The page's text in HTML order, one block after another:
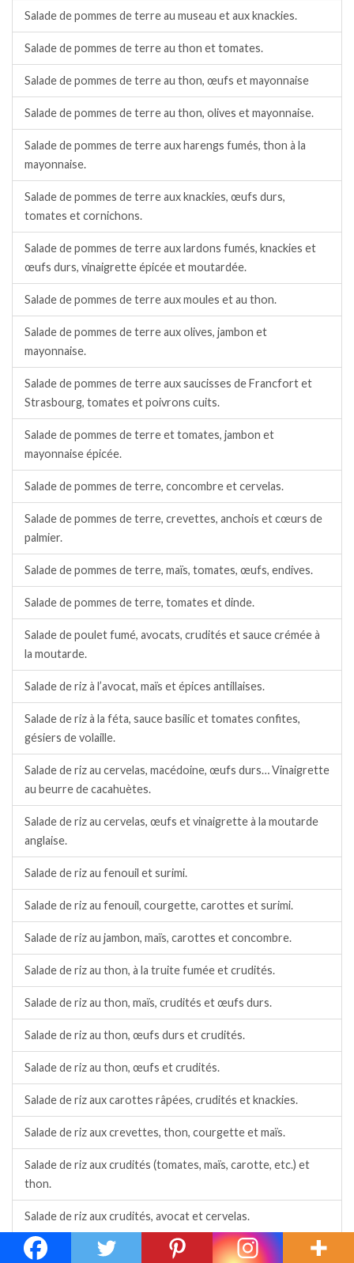
Salade de pommes de terre au museau et aux knackies.
Salade de pommes de terre au thon et tomates.
Salade de pommes de terre au thon, œufs et mayonnaise
Salade de pommes de terre au thon, olives et mayonnaise.
Salade de pommes de terre aux harengs fumés, thon à la
mayonnaise.
Salade de pommes de terre aux knackies, œufs durs,
tomates et cornichons.
Salade de pommes de terre aux lardons fumés, knackies et
œufs durs, vinaigrette épicée et moutardée.
Salade de pommes de terre aux moules et au thon.
Salade de pommes de terre aux olives, jambon et
mayonnaise.
Salade de pommes de terre aux saucisses de Francfort et
Strasbourg, tomates et poivrons cuits.
Salade de pommes de terre et tomates, jambon et
mayonnaise épicée.
Salade de pommes de terre, concombre et cervelas.
Salade de pommes de terre, crevettes, anchois et cœurs de
palmier.
Salade de pommes de terre, maïs, tomates, œufs, endives.
Salade de pommes de terre, tomates et dinde.
Salade de poulet fumé, avocats, crudités et sauce crémée à
la moutarde.
Salade de riz à l’avocat, maïs et épices antillaises.
Salade de riz à la féta, sauce basilic et tomates confites,
gésiers de volaille.
Salade de riz au cervelas, macédoine, œufs durs… Vinaigrette
au beurre de cacahuètes.
Salade de riz au cervelas, œufs et vinaigrette à la moutarde
anglaise.
Salade de riz au fenouil et surimi.
Salade de riz au fenouil, courgette, carottes et surimi.
Salade de riz au jambon, maïs, carottes et concombre.
Salade de riz au thon, à la truite fumée et crudités.
Salade de riz au thon, maïs, crudités et œufs durs.
Salade de riz au thon, œufs durs et crudités.
Salade de riz au thon, œufs et crudités.
Salade de riz aux carottes râpées, crudités et knackies.
Salade de riz aux crevettes, thon, courgette et maïs.
Salade de riz aux crudités (tomates, maïs, carotte, etc.) et
thon.
Salade de riz aux crudités, avocat et cervelas.
Salade de riz aux haricots rouges, maïs, poivrons, piment